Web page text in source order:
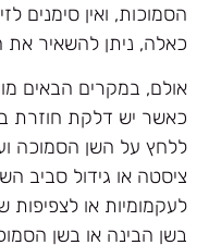
הסמוכות, ואין סימנים
כאלה, ניתן להשאיר
אולם, במקרים הבאים
כאשר יש דלקת חוזרת
ללחץ על השן הסמוכה
ציסטה או גידול סביב
לעקמומיות או
בשן הבינה או בשן